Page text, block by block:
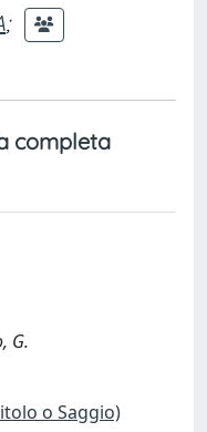
;
completa
G.
o Saggio)